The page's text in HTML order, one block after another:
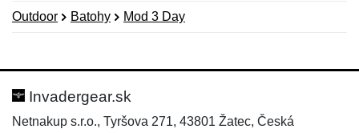
Outdoor Batohy Mod 3 Day
Hodnotenie:
Meno:
Invadergear.sk
Netnakup s.r.o., Tyršova 271, 43801 Žatec, Česká